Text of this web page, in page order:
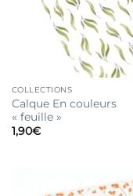
COLLECTIONS
Calque En couleurs
« feuille »
1,90€